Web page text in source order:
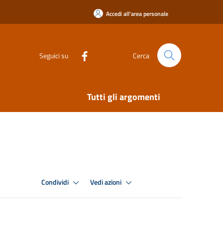
Accedi all'area personale
Seguici su Cerca
Tutti gli argomenti
Condividi Vedi azioni